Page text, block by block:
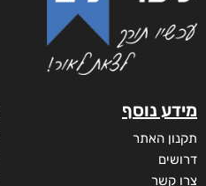
מידע נוסף
תקנון האתר
דרושים
צרו קשר